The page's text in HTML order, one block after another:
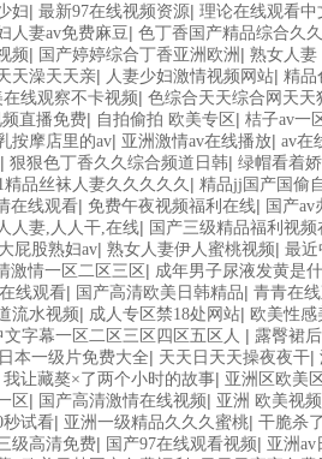
妇| 最新97在线视频资源| 理论在线观看
人妻av免费麻豆| 色丁香国产精品综合久久
频| 国产婷婷综合丁香亚洲欧洲 | 熟女人妻
天澡天天亲| 人妻少妇激情视频网站| 精品
在线观察不卡视频| 色综合天天综合网天天
直播免费| 自拍偷拍 欧美专区 | 桔子av一
按摩店里的av| 亚洲激情av在线播放| av在
| 狠狠色丁香久久综合频道日韩| 绿帽看着
精品丝袜人妻久久久久久 | 精品jj国产国偷
在线观看| 免费午夜视频福利在线| 国产
人妻,人人干,在线| 国产三级精品福利视
屁股熟妇av| 熟女人妻伊人蜜桃视频| 最近
激情一区二区三区 | 成年男子尿液发黄是
线观看| 国产高清欧美日韩精品| 青青在
流水视频| 成人专区禁18处网站| 欧美性
文字幕一区二区三区四区五区人 | 露臀裙
日本一级片免费大全| 天天日天天操夜夜干|
我让藏獒×了两个小时的故事| 亚洲区欧美
区 | 国产高清激情在线视频| 亚洲 欧美视
秒试看| 亚洲一级精品久久久蜜桃| 干脆杀
级高清免费| 国产97在线观看视频| 亚洲